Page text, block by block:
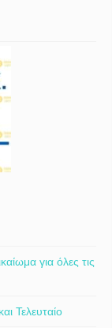
για όλες τις
Τελευταίο